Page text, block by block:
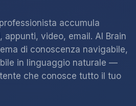
accumula
appunti, video, email. AI Brain
di conoscenza navigabile,
in linguaggio naturale —
che conosce tutto il tuo